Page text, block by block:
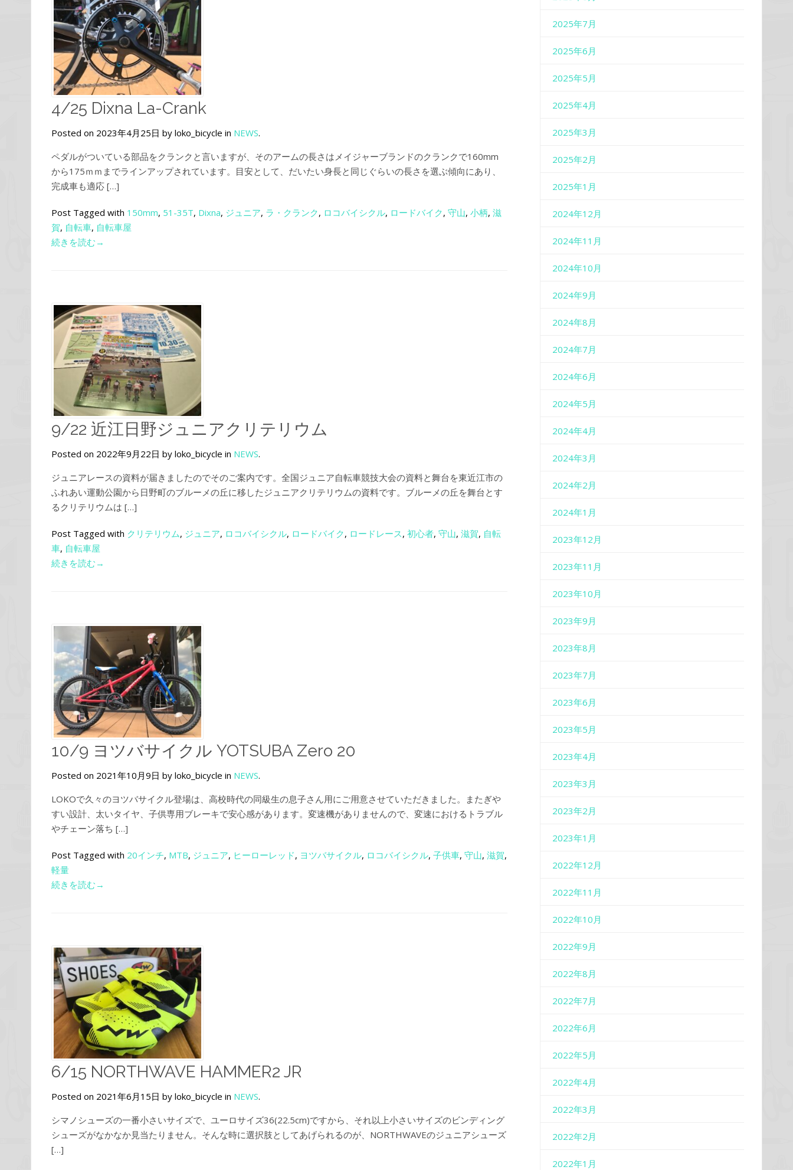
4/25 Dixna La-Crank
Posted on 2023年4月25日 by loko_bicycle in NEWS.
ペダルがついている部品をクランクと言いますが、そのアームの長さはメイジャーブランドのクランクで160mm
から175ｍｍまでラインアップされています。目安として、だいたい身長と同じぐらいの長さを選ぶ傾向にあり、
完成車も適応 […]
Post Tagged with 150mm, 51-35T, Dixna, ジュニア, ラ・クランク, ロコバイシクル, ロードバイク, 守山, 小柄, 滋
賀, 自転車, 自転車屋
続きを読む→
9/22 近江日野ジュニアクリテリウム
Posted on 2022年9月22日 by loko_bicycle in NEWS.
ジュニアレースの資料が届きましたのでそのご案内です。全国ジュニア自転車競技大会の資料と舞台を東近江市の
ふれあい運動公園から日野町のブルーメの丘に移したジュニアクリテリウムの資料です。ブルーメの丘を舞台とす
るクリテリウムは […]
Post Tagged with クリテリウム, ジュニア, ロコバイシクル, ロードバイク, ロードレース, 初心者, 守山, 滋賀, 自転
車, 自転車屋
続きを読む→
10/9 ヨツバサイクル YOTSUBA Zero 20
Posted on 2021年10月9日 by loko_bicycle in NEWS.
LOKOで久々のヨツバサイクル登場は、高校時代の同級生の息子さん用にご用意させていただきました。またぎや
すい設計、太いタイヤ、子供専用ブレーキで安心感があります。変速機がありませんので、変速におけるトラブル
やチェーン落ち […]
Post Tagged with 20インチ, MTB, ジュニア, ヒーローレッド, ヨツバサイクル, ロコバイシクル, 子供車, 守山, 滋賀,
軽量
続きを読む→
6/15 NORTHWAVE HAMMER2 JR
Posted on 2021年6月15日 by loko_bicycle in NEWS.
シマノシューズの一番小さいサイズで、ユーロサイズ36(22.5cm)ですから、それ以上小さいサイズのビンディング
シューズがなかなか見当たりません。そんな時に選択肢としてあげられるのが、NORTHWAVEのジュニアシューズ
[…]
2025年7月
2025年6月
2025年5月
2025年4月
2025年3月
2025年2月
2025年1月
2024年12月
2024年11月
2024年10月
2024年9月
2024年8月
2024年7月
2024年6月
2024年5月
2024年4月
2024年3月
2024年2月
2024年1月
2023年12月
2023年11月
2023年10月
2023年9月
2023年8月
2023年7月
2023年6月
2023年5月
2023年4月
2023年3月
2023年2月
2023年1月
2022年12月
2022年11月
2022年10月
2022年9月
2022年8月
2022年7月
2022年6月
2022年5月
2022年4月
2022年3月
2022年2月
2022年1月